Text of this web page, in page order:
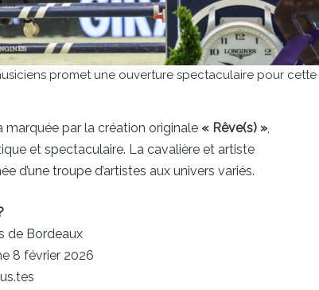
promet une ouverture spectaculaire pour cette
marquée par la création originale « Rêve(s) »,
et spectaculaire. La cavalière et artiste
d’une troupe d’artistes aux univers variés.
de Bordeaux
8 février 2026